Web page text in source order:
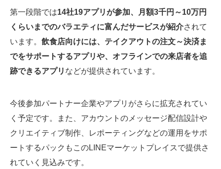
第一段階では14社19アプリが参加、月額3千円～10万円
くらいまでのバラエティに富んだサービスが紹介されて
います。 飲食店向けには、テイクアウトの注文～決済ま
でをサポートするアプリや、オフラインでの来店者を追
跡できるアプリ などが提供されています。
今後参加パートナー企業やアプリがさらに拡充されてい
く予定です。また、アカウントのメッセージ配信設計や
クリエイティブ制作、レポーティングなどの運用をサポ
ートするパックもこのLINEマーケットプレイスで提供さ
れていく見込みです。